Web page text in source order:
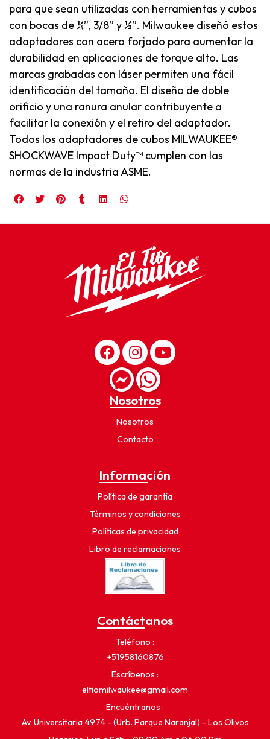
para que sean utilizadas con herramientas y cubos
con bocas de ¼”, 3/8” y ½”. Milwaukee diseñó estos
adaptadores con acero forjado para aumentar la
durabilidad en aplicaciones de torque alto. Las
marcas grabadas con láser permiten una fácil
identificación del tamaño. El diseño de doble
orificio y una ranura anular contribuyente a
facilitar la conexión y el retiro del adaptador.
Todos los adaptadores de cubos MILWAUKEE®
SHOCKWAVE Impact Duty™ cumplen con las
normas de la industria ASME.
Nosotros
Nosotros
Contacto
Información
Política de garantía
Términos y condiciones
Políticas de privacidad
Libro de reclamaciones
Contáctanos
Teléfono
+51958160876
Escríbenos
eltiomilwaukee@gmail.com
Encuéntranos
Av. Universitaria 4974 - (Urb. Parque Naranjal) - Los Olivos